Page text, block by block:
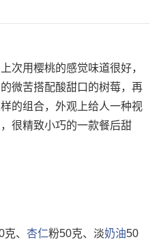
次用樱桃的感觉味道很好，
微苦搭配酸甜口的树莓，再
的组合，外观上给人一种视
很精致小巧的一款餐后甜
克、 杏仁粉50克、淡奶油50